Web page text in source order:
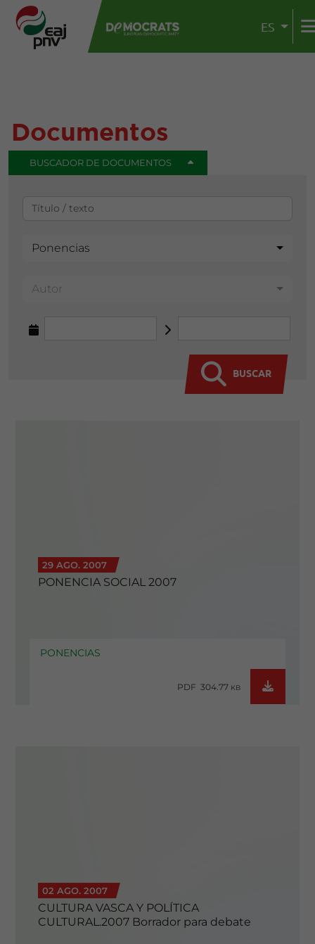
ES
Documentos
BUSCADOR DE DOCUMENTOS
Ponencias
Autor
BUSCAR
29 AGO. 2007
PONENCIA SOCIAL 2007
PONENCIAS
PDF 304.77 KB
02 AGO. 2007
CULTURA VASCA Y POLÍTICA
CULTURAL.2007 Borrador para debate